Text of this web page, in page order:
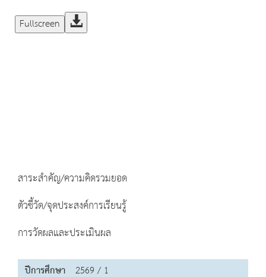
Fullscreen
สาระสำคัญ/ความคิดรวมยอด
ตัวชี้วัด/จุดประสงค์การเรียนรู้
การวัดผลและประเมินผล
ปีการศึกษา 2569 / 1